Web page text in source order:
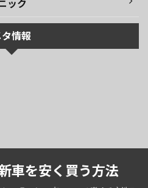
タ情報
車を安く買う方法